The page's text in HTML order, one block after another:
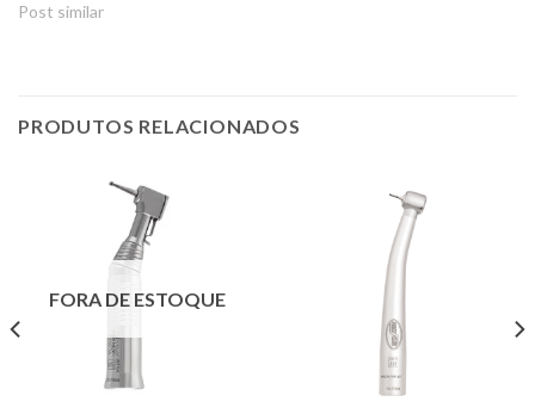
Post similar
PRODUTOS RELACIONADOS
FORA DE ESTOQUE